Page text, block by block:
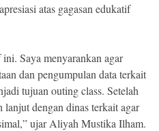
atas gagasan edukatif
Saya menyarankan agar
dan pengumpulan data terkait
tujuan outing class. Setelah
dengan dinas terkait agar
ujar Aliyah Mustika Ilham.